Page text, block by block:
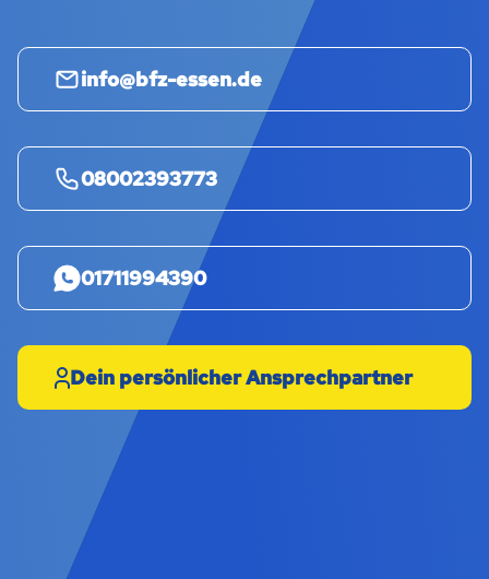
info@bfz-essen.de
08002393773
01711994390
Dein persönlicher Ansprechpartner